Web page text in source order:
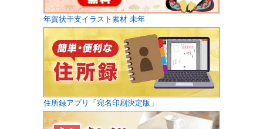
年賀状干支イラスト素材 未年
住所録アプリ「宛名印刷決定版」